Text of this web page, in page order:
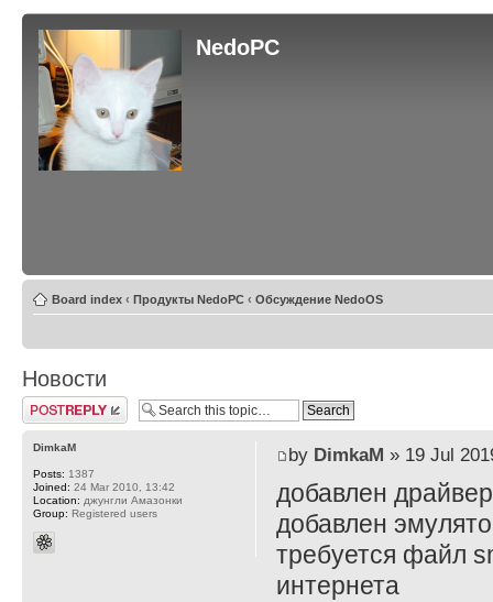
NedoPC
Board index ‹ Продукты NedoPC ‹ Обсуждение NedoOS
Новости
Post a reply
by DimkaM » 19 Jul
добавлен
добавлен
требуется файл
интернета
DimkaM
Posts: 1387
Joined: 24 Mar 2010, 13:42
Location: джунгли Амазонки
Group: Registered users